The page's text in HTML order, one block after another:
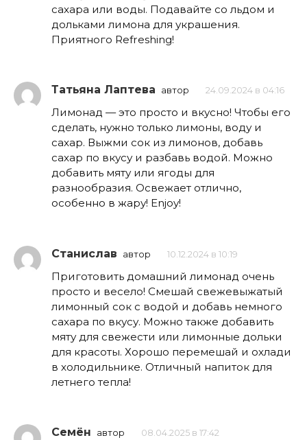
сахара или воды. Подавайте со льдом и
дольками лимона для украшения.
Приятного Refreshing!
Татьяна Лаптева автор 24.09.2024 в 04:16
Лимонад — это просто и вкусно! Чтобы его
сделать, нужно только лимоны, воду и
сахар. Выжми сок из лимонов, добавь
сахар по вкусу и разбавь водой. Можно
добавить мяту или ягоды для
разнообразия. Освежает отлично,
особенно в жару! Enjoy!
Станислав автор 10.12.2024 в 10:19
Приготовить домашний лимонад очень
просто и весело! Смешай свежевыжатый
лимонный сок с водой и добавь немного
сахара по вкусу. Можно также добавить
мяту для свежести или лимонные дольки
для красоты. Хорошо перемешай и охлади
в холодильнике. Отличный напиток для
летнего тепла!
Семён автор 08.04.2025 в 17:42